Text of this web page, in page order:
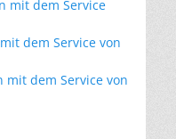
mit dem Service
dem Service von
mit dem Service von